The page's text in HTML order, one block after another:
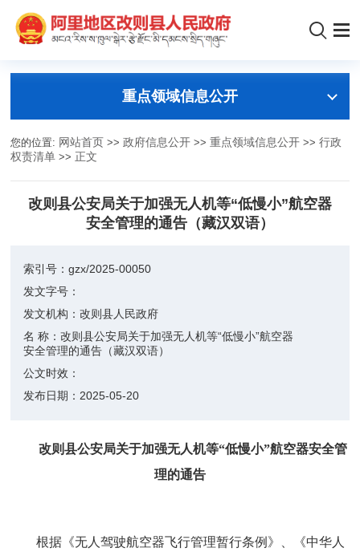
重点领域信息公开
您的位置: 网站首页 >>政府信息公开 >>重点领域信息公开 >>行政
权责清单 >> 正文
改则县公安局关于加强无人机等“低慢小”航空器
安全管理的通告（藏汉双语）
索引号：gzx/2025-00050
发文字号：
发文机构：改则县人民政府
名 称：改则县公安局关于加强无人机等“低慢小”航空器
安全管理的通告（藏汉双语）
公文时效：
发布日期： 2025-05-20
改则县公安局关于加强无人机等“低慢小”航空器安全管
理的通告
根据《无人驾驶航空器飞行管理暂行条例》、《中华人